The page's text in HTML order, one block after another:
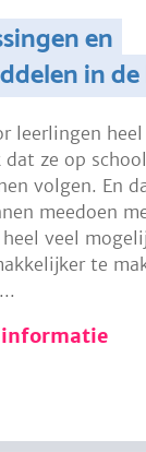
en
in de
leerlingen heel
dat ze op
volgen. En
meedoen
heel veel
te
informatie